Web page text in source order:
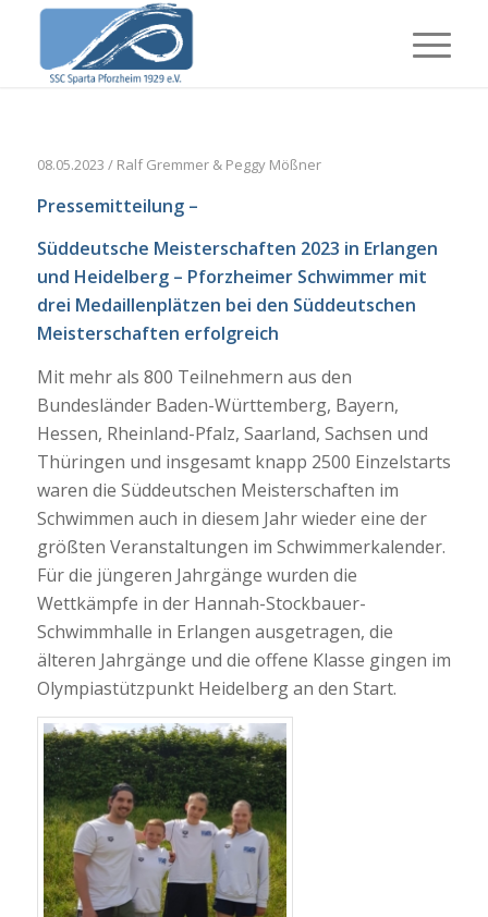
08.05.2023 / Ralf Gremmer & Peggy Mößner
Pressemitteilung –
Süddeutsche Meisterschaften 2023 in Erlangen
und Heidelberg – Pforzheimer Schwimmer mit
drei Medaillenplätzen bei den Süddeutschen
Meisterschaften erfolgreich
Mit mehr als 800 Teilnehmern aus den
Bundesländer Baden-Württemberg, Bayern,
Hessen, Rheinland-Pfalz, Saarland, Sachsen und
Thüringen und insgesamt knapp 2500 Einzelstarts
waren die Süddeutschen Meisterschaften im
Schwimmen auch in diesem Jahr wieder eine der
größten Veranstaltungen im Schwimmerkalender.
Für die jüngeren Jahrgänge wurden die
Wettkämpfe in der Hannah-Stockbauer-
Schwimmhalle in Erlangen ausgetragen, die
älteren Jahrgänge und die offene Klasse gingen im
Olympiastützpunkt Heidelberg an den Start.